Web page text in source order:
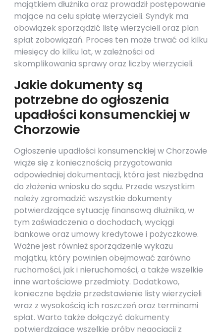
majątkiem dłużnika oraz prowadził postępowanie
mające na celu spłatę wierzycieli. Syndyk ma
obowiązek sporządzić listę wierzycieli oraz plan
spłat zobowiązań. Proces ten może trwać od kilku
miesięcy do kilku lat, w zależności od
skomplikowania sprawy oraz liczby wierzycieli.
Jakie dokumenty są
potrzebne do ogłoszenia
upadłości konsumenckiej w
Chorzowie
Ogłoszenie upadłości konsumenckiej w Chorzowie
wiąże się z koniecznością przygotowania
odpowiedniej dokumentacji, która jest niezbędna
do złożenia wniosku do sądu. Przede wszystkim
należy zgromadzić wszystkie dokumenty
potwierdzające sytuację finansową dłużnika, w
tym zaświadczenia o dochodach, wyciągi
bankowe oraz umowy kredytowe i pożyczkowe.
Ważne jest również sporządzenie wykazu
majątku, który powinien obejmować zarówno
ruchomości, jak i nieruchomości, a także wszelkie
inne wartościowe przedmioty. Dodatkowo,
konieczne będzie przedstawienie listy wierzycieli
wraz z wysokością ich roszczeń oraz terminami
spłat. Warto także dołączyć dokumenty
potwierdzające wszelkie próby negocjacji z